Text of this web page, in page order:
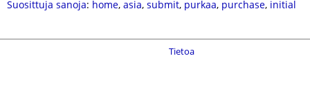
Suosittuja sanoja: home, asia, submit, purkaa, purchase, initial
Tietoa